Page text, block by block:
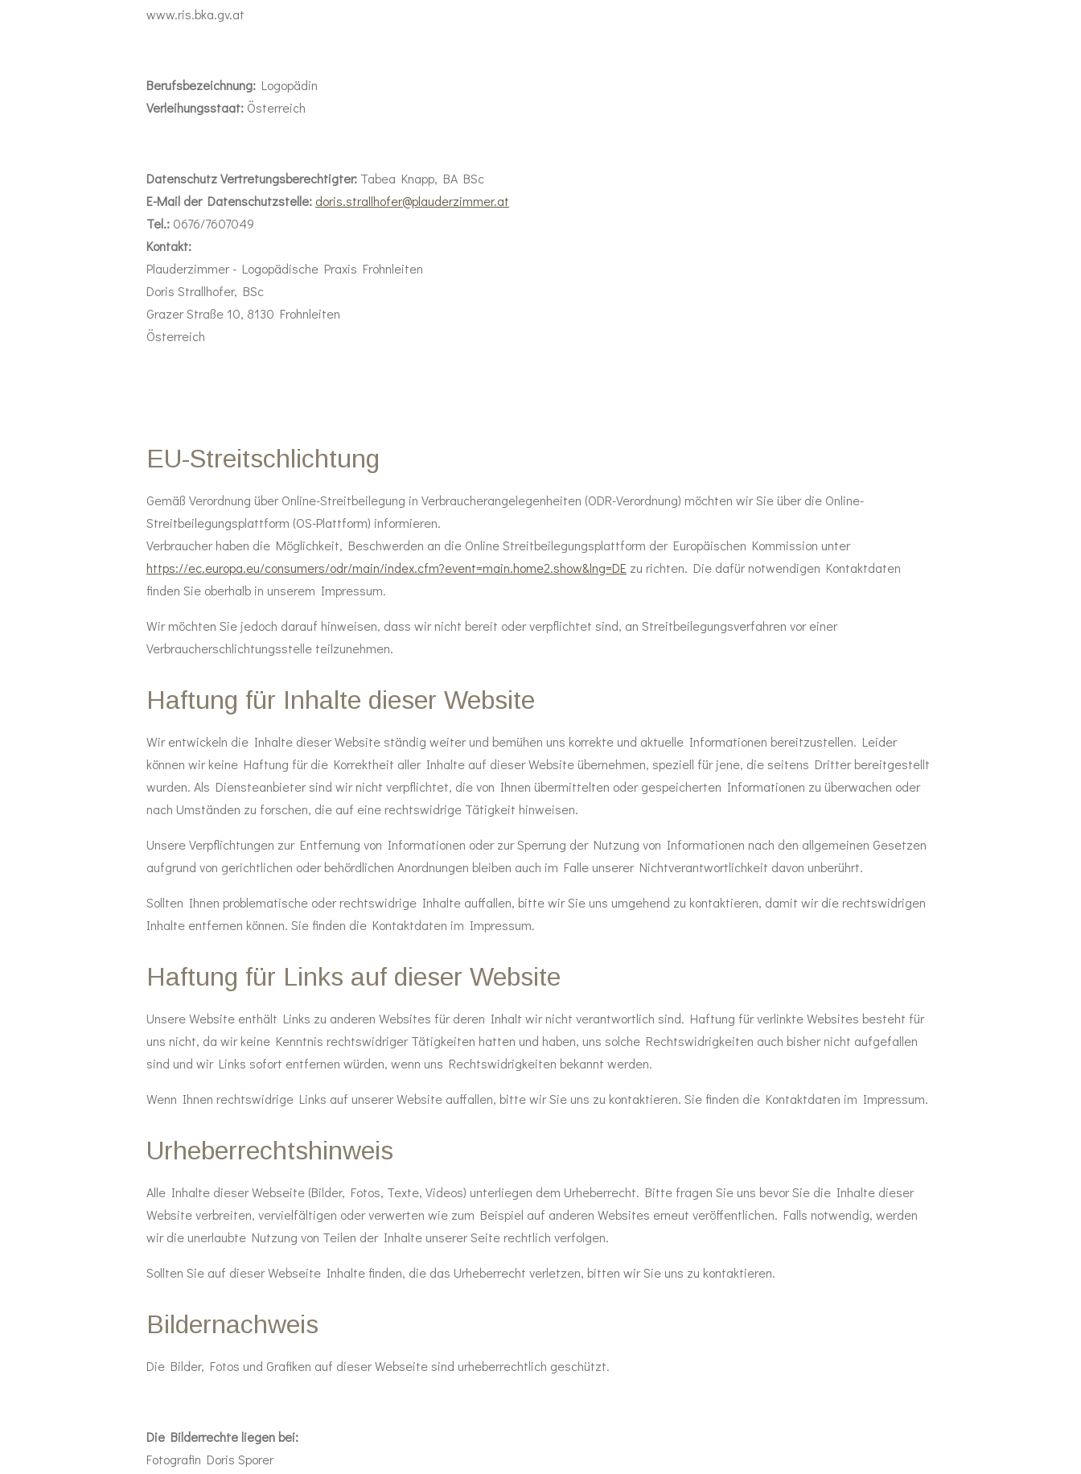
www.ris.bka.gv.at
Berufsbezeichnung: Logopädin
Verleihungsstaat: Österreich
Datenschutz Vertretungsberechtigter: Tabea Knapp, BA BSc
E-Mail der Datenschutzstelle: doris.strallhofer@plauderzimmer.at
Tel.: 0676/7607049
Kontakt:
Plauderzimmer - Logopädische Praxis Frohnleiten
Doris Strallhofer, BSc
Grazer Straße 10, 8130 Frohnleiten
Österreich
EU-Streitschlichtung
Gemäß Verordnung über Online-Streitbeilegung in Verbraucherangelegenheiten (ODR-Verordnung) möchten wir Sie über die Online-
Streitbeilegungsplattform (OS-Plattform) informieren.
Verbraucher haben die Möglichkeit, Beschwerden an die Online Streitbeilegungsplattform der Europäischen Kommission unter
https://ec.europa.eu/consumers/odr/main/index.cfm?event=main.home2.show&lng=DE zu richten. Die dafür notwendigen Kontaktdaten
finden Sie oberhalb in unserem Impressum.
Wir möchten Sie jedoch darauf hinweisen, dass wir nicht bereit oder verpflichtet sind, an Streitbeilegungsverfahren vor einer
Verbraucherschlichtungsstelle teilzunehmen.
Haftung für Inhalte dieser Website
Wir entwickeln die Inhalte dieser Website ständig weiter und bemühen uns korrekte und aktuelle Informationen bereitzustellen. Leider
können wir keine Haftung für die Korrektheit aller Inhalte auf dieser Website übernehmen, speziell für jene, die seitens Dritter bereitgestellt
wurden. Als Diensteanbieter sind wir nicht verpflichtet, die von Ihnen übermittelten oder gespeicherten Informationen zu überwachen oder
nach Umständen zu forschen, die auf eine rechtswidrige Tätigkeit hinweisen.
Unsere Verpflichtungen zur Entfernung von Informationen oder zur Sperrung der Nutzung von Informationen nach den allgemeinen Gesetzen
aufgrund von gerichtlichen oder behördlichen Anordnungen bleiben auch im Falle unserer Nichtverantwortlichkeit davon unberührt.
Sollten Ihnen problematische oder rechtswidrige Inhalte auffallen, bitte wir Sie uns umgehend zu kontaktieren, damit wir die rechtswidrigen
Inhalte entfernen können. Sie finden die Kontaktdaten im Impressum.
Haftung für Links auf dieser Website
Unsere Website enthält Links zu anderen Websites für deren Inhalt wir nicht verantwortlich sind. Haftung für verlinkte Websites besteht für
uns nicht, da wir keine Kenntnis rechtswidriger Tätigkeiten hatten und haben, uns solche Rechtswidrigkeiten auch bisher nicht aufgefallen
sind und wir Links sofort entfernen würden, wenn uns Rechtswidrigkeiten bekannt werden.
Wenn Ihnen rechtswidrige Links auf unserer Website auffallen, bitte wir Sie uns zu kontaktieren. Sie finden die Kontaktdaten im Impressum.
Urheberrechtshinweis
Alle Inhalte dieser Webseite (Bilder, Fotos, Texte, Videos) unterliegen dem Urheberrecht. Bitte fragen Sie uns bevor Sie die Inhalte dieser
Website verbreiten, vervielfältigen oder verwerten wie zum Beispiel auf anderen Websites erneut veröffentlichen. Falls notwendig, werden
wir die unerlaubte Nutzung von Teilen der Inhalte unserer Seite rechtlich verfolgen.
Sollten Sie auf dieser Webseite Inhalte finden, die das Urheberrecht verletzen, bitten wir Sie uns zu kontaktieren.
Bildernachweis
Die Bilder, Fotos und Grafiken auf dieser Webseite sind urheberrechtlich geschützt.
Die Bilderrechte liegen bei:
Fotografin Doris Sporer